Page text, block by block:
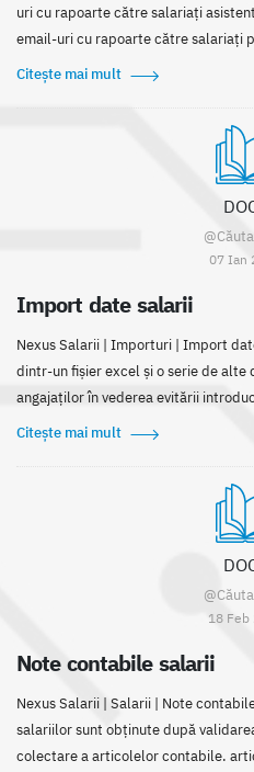
uri cu rapoarte către salariați
email-uri cu rapoarte către salariați
Citește mai mult
07 Ian
Import date salarii
Nexus Salarii | Importuri | Import
dintr-un fișier excel și o serie de
angajaților în vederea evitării
Citește mai mult
18 Feb
Note contabile salarii
Nexus Salarii | Salarii | Note
salariilor sunt obținute după
colectare a articolelor contabile.